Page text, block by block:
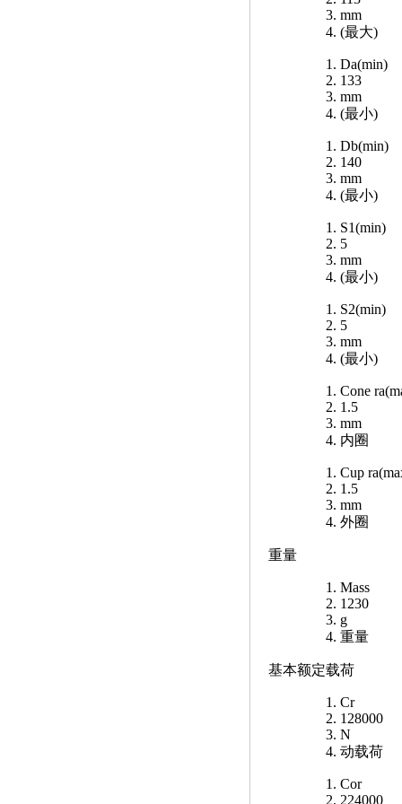
mm
(最大)
Da(min)
133
mm
(最小)
Db(min)
140
mm
(最小)
S1(min)
5
mm
(最小)
S2(min)
5
mm
(最小)
Cone
1.5
mm
内圈
Cup
1.5
mm
外圈
重量
Mass
1230
g
重量
基本额定载荷
Cr
128000
N
动载荷
Cor
224000